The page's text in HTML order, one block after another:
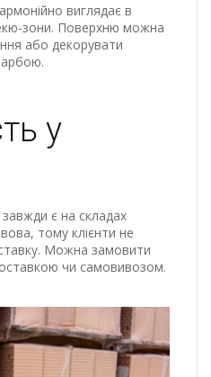
виглядає в
зони. Поверхню можна
або декорувати
у
є на складах
тому клієнти не
Можна замовити
чи самовивозом.